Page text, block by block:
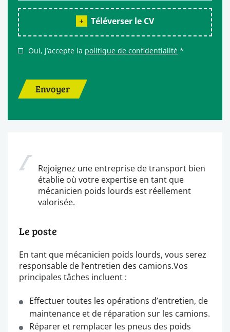
Téléverser le CV
Oui, j’accepte la politique de confidentialité *
Envoyer
Rejoignez une entreprise de transport bien
établie où votre expertise en tant que
mécanicien poids lourds est réellement
valorisée.
Le poste
En tant que mécanicien poids lourds, vous serez
responsable de l’entretien des camions.Vos
principales tâches incluent :
Effectuer toutes les opérations d’entretien, de
maintenance et de réparation sur les camions.
Réparer et remplacer les pneus des poids